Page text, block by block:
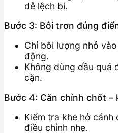
dễ lệch bi.
Bước 3: Bôi trơn đúng
Chỉ bôi lượng nhỏ
động.
Không dùng dầu quá
cặn.
Bước 4: Căn chỉnh chốt –
Kiểm tra khe hở cánh
điều chỉnh nhẹ.